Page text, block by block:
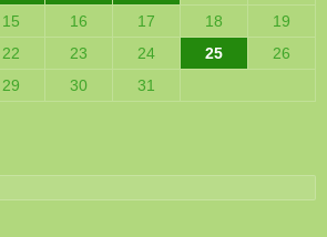
15 16 17 18
19
22 23 24 25
26
29 30
31